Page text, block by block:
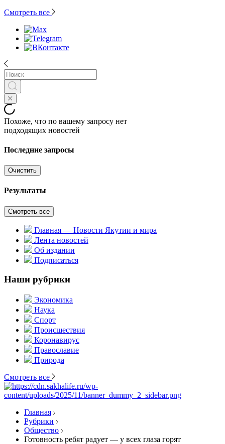
Смотреть все
Похоже, что по вашему запросу нет
подходящих новостей
Последние запросы
Очистить
Результаты
Смотреть все
Главная — Новости Якутии и мира
Лента новостей
Об издании
Подписаться
Наши рубрики
Экономика
Наука
Спорт
Происшествия
Коронавирус
Православие
Природа
Смотреть все
Главная
Рубрики
Общество
Готовность ребят радует — у всех глаза горят